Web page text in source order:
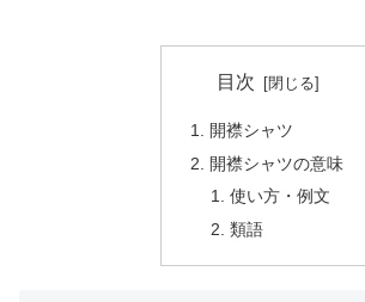
目次
開襟シャツ
開襟シャツの意味
使い方・例文
類語